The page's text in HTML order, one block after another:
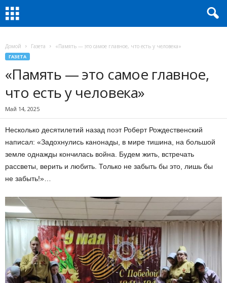
Домой Газета «Память — это самое главное, что есть у человека»
ГАЗЕТА
«Память — это самое главное,
что есть у человека»
Май 14, 2025
Несколько десятилетий назад поэт Роберт Рождественский
написал: «Задохнулись канонады, в мире тишина, на большой
земле однажды кончилась война. Будем жить, встречать
рассветы, верить и любить. Только не забыть бы это, лишь бы
не забыть!»…